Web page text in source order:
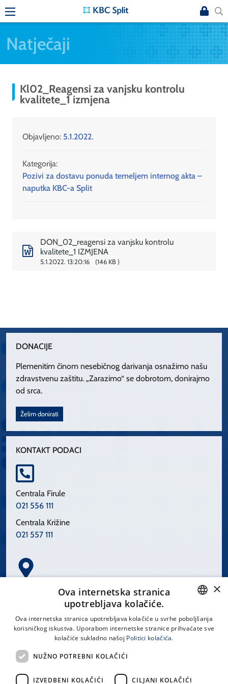
Natječaji
Kl02_Reagensi za vanjsku kontrolu
kvalitete_1 izmjena
Objavljeno: 5.1.2022.
Kategorija:
Pozivi za dostavu ponuda temeljem internog akta –
naputka KBC-a Split
DON_02_reagensi za vanjsku kontrolu
kvalitete_1 IZMJENA
5.1.2022. 13:20:16 146 KB
DONACIJE
Plemenitim činom nesebičnog darivanja osnažimo našu
zdravstvenu zaštitu. „Zarazimo“ se dobrotom, donirajmo
od srca.
Želim donirati
KONTAKT PODACI
Centrala Firule
021 556 111
Centrala Križine
021 557 111
Spinčićeva 1, 21000 Split
LINKOVI
CROATIAN
×
Ova internetska stranica
upotrebljava kolačiće.
Ova internetska stranica upotrebljava kolačiće u svrhe poboljšanja
korisničkog iskustva. Uporabom internetske stranice prihvaćate sve
kolačiće sukladno našoj Politici kolačića.
NUŽNO POTREBNI KOLAČIĆI
IZVEDBENI KOLAČIĆI CILJANI KOLAČIĆI